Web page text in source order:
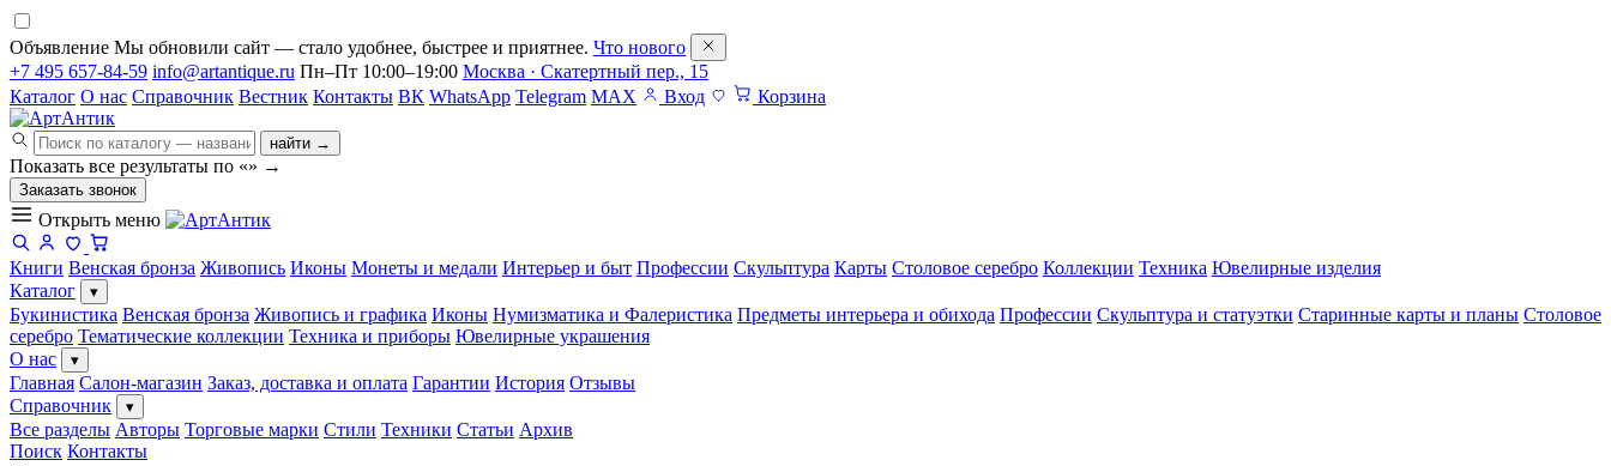
Объявление Мы обновили сайт — стало удобнее, быстрее и приятнее. Что нового
+7 495 657-84-59 info@artantique.ru Пн–Пт 10:00–19:00 Москва · Скатертный пер., 15
Каталог О нас Справочник Вестник Контакты ВК WhatsApp Telegram MAX Вход Корзина
найти →
Показать все результаты по «» →
Заказать звонок
Открыть меню
Книги Венская бронза Живопись Иконы Монеты и медали Интерьер и быт Профессии Скульптура Карты Столовое серебро Коллекции Техника Ювелирные изделия
Каталог
▾
Букинистика Венская бронза Живопись и графика Иконы Нумизматика и Фалеристика Предметы интерьера и обихода Профессии Скульптура и статуэтки Старинные карты и планы Столовое
серебро Тематические коллекции Техника и приборы Ювелирные украшения
О нас
▾
Главная Салон-магазин Заказ, доставка и оплата Гарантии История Отзывы
Справочник
▾
Все разделы Авторы Торговые марки Стили Техники Статьи Архив
Поиск Контакты